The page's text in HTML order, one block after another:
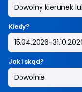
Kiedy?
Jak i skąd?